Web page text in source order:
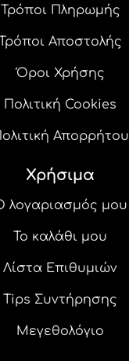
Τρόποι Πληρωμής
Αποστολής
Όροι Χρήσης
Πολιτική Cookies
Απορρήτου
Χρήσιμα
λογαριασμός μου
Το καλάθι μου
Λίστα Επιθυμιών
Tips Συντήρησης
Μεγεθολόγιο